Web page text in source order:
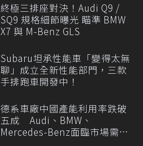
終極三排座對決！Audi Q9 /
SQ9 規格細節曝光 瞄準 BMW
X7 與 M-Benz GLS
Subaru坦承性能車「變得太無
聊」成立全新性能部門，三款
手排跑車開發中！
德系車廠中國產能利用率跌破
五成 Audi、BMW、
Mercedes-Benz面臨市場需求